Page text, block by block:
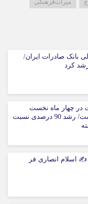
میراث‌فرهنگی
بانک صادرات ایران/
در چهار ماه نخست
امسال از 14.5 همت گذشت/ رشد 90 درصدی نسبت